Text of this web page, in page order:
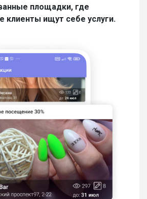
площадки, где
клиенты ищут себе услуги.